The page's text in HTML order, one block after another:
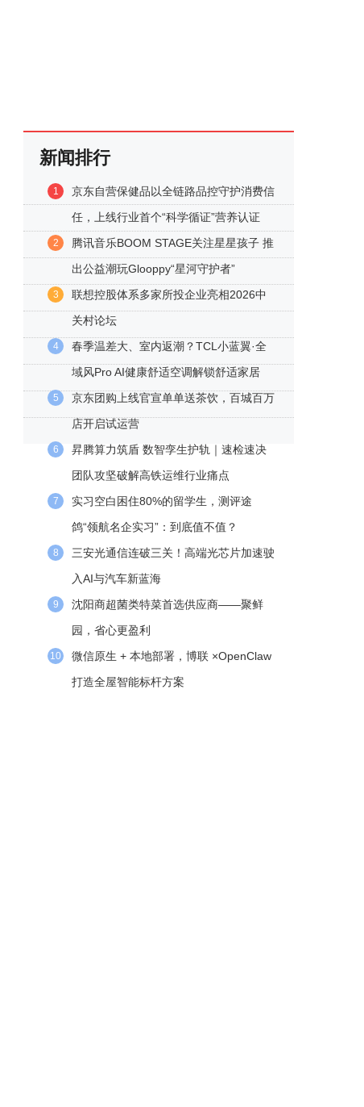
新闻排行
1
京东自营保健品以全链路品控守护消费信
任，上线行业首个“科学循证”营养认证
2
腾讯音乐BOOM STAGE关注星星孩子 推
出公益潮玩Glooppy“星河守护者”
3
联想控股体系多家所投企业亮相2026中
关村论坛
4
春季温差大、室内返潮？TCL小蓝翼·全
域风Pro AI健康舒适空调解锁舒适家居
5
京东团购上线官宣单单送茶饮，百城百万
店开启试运营
6
昇腾算力筑盾 数智孪生护轨｜速检速决
团队攻坚破解高铁运维行业痛点
7
实习空白困住80%的留学生，测评途
鸽“领航名企实习”：到底值不值？
8
三安光通信连破三关！高端光芯片加速驶
入AI与汽车新蓝海
9
沈阳商超菌类特菜首选供应商——聚鲜
园，省心更盈利
10
微信原生 + 本地部署，博联 ×OpenClaw
打造全屋智能标杆方案